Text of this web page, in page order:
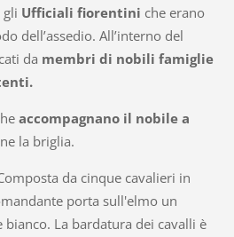
gli Ufficiali fiorentini che erano
dell’assedio. All’interno del
da membri di nobili famiglie
accompagnano il nobile a
la briglia.
da cinque cavalieri in
porta sull'elmo un
La bardatura dei cavalli è